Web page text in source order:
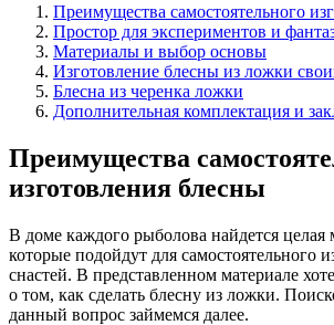
Преимущества самостоятельного
Простор для экспериментов и
Материалы и выбор основы
Изготовление блесны из ложки
Блесна из черенка ложки
Дополнительная комплектация и
Преимущества
изготовления блесны
В доме каждого рыболова найдется целая
которые подойдут для самостоятельного
снастей. В представленном материале
о том, как сделать блесну из ложки.
данный вопрос займемся далее.